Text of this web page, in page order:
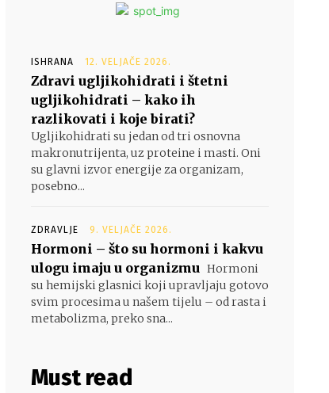
ISHRANA 12. VELJAČE 2026.
Zdravi ugljikohidrati i štetni
ugljikohidrati – kako ih
razlikovati i koje birati?
Ugljikohidrati su jedan od tri osnovna
makronutrijenta, uz proteine i masti. Oni
su glavni izvor energije za organizam,
posebno...
ZDRAVLJE 9. VELJAČE 2026.
Hormoni – što su hormoni i kakvu
ulogu imaju u organizmu Hormoni
su hemijski glasnici koji upravljaju gotovo
svim procesima u našem tijelu – od rasta i
metabolizma, preko sna...
Must read